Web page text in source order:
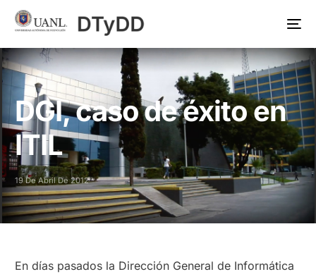
DGI, caso de éxito en
ITIL
19 De Abril De 2012
En días pasados la Dirección General de Informática